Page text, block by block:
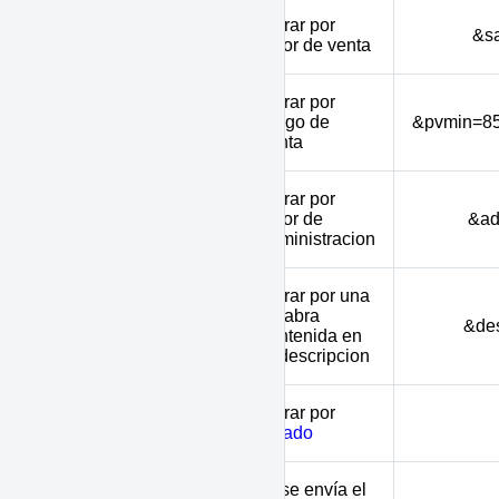
Filtrar por
valor de venta
Filtrar por
rango de
venta
Filtrar por
valor de
administracion
Filtrar por una
palabra
contenida en
la descripcion
Filtrar por
estado
Si se envía el